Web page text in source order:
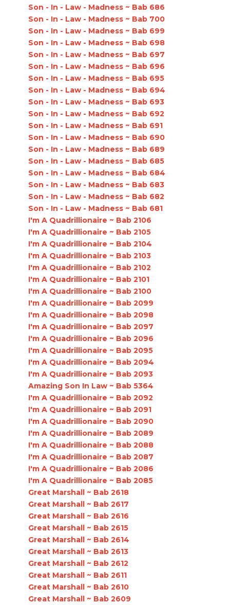
Son - In - Law - Madness ~ Bab 686
Son - In - Law - Madness ~ Bab 700
Son - In - Law - Madness ~ Bab 699
Son - In - Law - Madness ~ Bab 698
Son - In - Law - Madness ~ Bab 697
Son - In - Law - Madness ~ Bab 696
Son - In - Law - Madness ~ Bab 695
Son - In - Law - Madness ~ Bab 694
Son - In - Law - Madness ~ Bab 693
Son - In - Law - Madness ~ Bab 692
Son - In - Law - Madness ~ Bab 691
Son - In - Law - Madness ~ Bab 690
Son - In - Law - Madness ~ Bab 689
Son - In - Law - Madness ~ Bab 685
Son - In - Law - Madness ~ Bab 684
Son - In - Law - Madness ~ Bab 683
Son - In - Law - Madness ~ Bab 682
Son - In - Law - Madness ~ Bab 681
I'm A Quadrillionaire ~ Bab 2106
I'm A Quadrillionaire ~ Bab 2105
I'm A Quadrillionaire ~ Bab 2104
I'm A Quadrillionaire ~ Bab 2103
I'm A Quadrillionaire ~ Bab 2102
I'm A Quadrillionaire ~ Bab 2101
I'm A Quadrillionaire ~ Bab 2100
I'm A Quadrillionaire ~ Bab 2099
I'm A Quadrillionaire ~ Bab 2098
I'm A Quadrillionaire ~ Bab 2097
I'm A Quadrillionaire ~ Bab 2096
I'm A Quadrillionaire ~ Bab 2095
I'm A Quadrillionaire ~ Bab 2094
I'm A Quadrillionaire ~ Bab 2093
Amazing Son In Law ~ Bab 5364
I'm A Quadrillionaire ~ Bab 2092
I'm A Quadrillionaire ~ Bab 2091
I'm A Quadrillionaire ~ Bab 2090
I'm A Quadrillionaire ~ Bab 2089
I'm A Quadrillionaire ~ Bab 2088
I'm A Quadrillionaire ~ Bab 2087
I'm A Quadrillionaire ~ Bab 2086
I'm A Quadrillionaire ~ Bab 2085
Great Marshall ~ Bab 2618
Great Marshall ~ Bab 2617
Great Marshall ~ Bab 2616
Great Marshall ~ Bab 2615
Great Marshall ~ Bab 2614
Great Marshall ~ Bab 2613
Great Marshall ~ Bab 2612
Great Marshall ~ Bab 2611
Great Marshall ~ Bab 2610
Great Marshall ~ Bab 2609